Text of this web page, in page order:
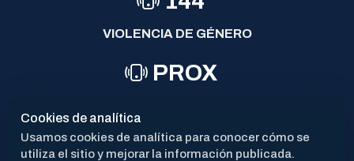
VIOLENCIA DE GÉNERO
PROX
Cookies de analítica
Usamos cookies de analítica para conocer cómo se
utiliza el sitio y mejorar la información publicada.